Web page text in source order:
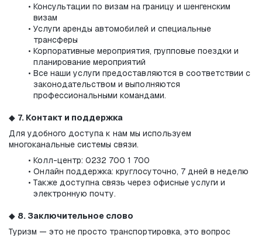
Консультации по визам на границу и шенгенским
визам
Услуги аренды автомобилей и специальные
трансферы
Корпоративные мероприятия, групповые поездки и
планирование мероприятий
Все наши услуги предоставляются в соответствии с
законодательством и выполняются
профессиональными командами.
◆ 7. Контакт и поддержка
Для удобного доступа к нам мы используем
многоканальные системы связи.
Колл-центр: 0232 700 1 700
Онлайн поддержка: круглосуточно, 7 дней в неделю
Также доступна связь через офисные услуги и
электронную почту.
◆ 8. Заключительное слово
Туризм — это не просто транспортировка, это вопрос